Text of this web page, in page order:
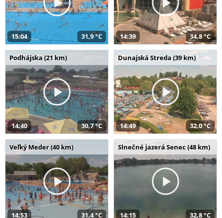
15:04 31,9 °C 14:39 34,8 °C
Podhájska (21 km)
14:40 30,7 °C
Dunajská Streda (39 km)
14:49 32,0 °C
Veľký Meder (40 km)
14:53 31,4 °C
Slnečné jazerá Senec (48 km)
14:15 32,8 °C